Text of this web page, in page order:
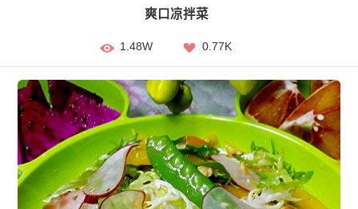
爽口凉拌菜
1.48W 0.77K